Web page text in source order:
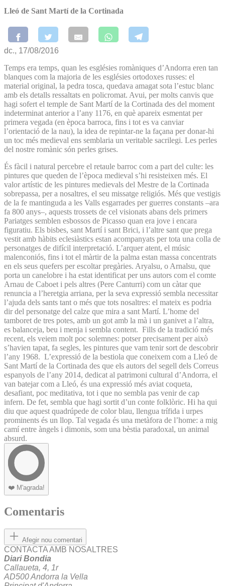
Lleó de Sant Martí de la Cortinada
dc., 17/08/2016
Temps era temps, quan les esglésies romàniques d’Andorra eren tan
blanques com la majoria de les esglésies ortodoxes russes: el
material original, la pedra tosca, quedava amagat sota l’estuc blanc
amb els detalls ressaltats en policromat. Avui, per molts canvis que
hagi sofert el temple de Sant Martí de la Cortinada des del moment
indeterminat anterior a l’any 1176, en què apareix esmentat per
primera vegada (en època barroca, fins i tot es va canviar
l’orientació de la nau), la idea de repintar-ne la façana per donar-hi
un toc més medieval ens semblaria un veritable sacrilegi. Les perles
del nostre romànic són perles grises.
És fàcil i natural percebre el retaule barroc com a part del culte: les
pintures que queden de l’època medieval s’hi resisteixen més. El
valor artístic de les pintures medievals del Mestre de la Cortinada
sobrepassa, per a nosaltres, el seu missatge religiós. Més que vestigis
de la fe mantinguda a les Valls esgarrades per guerres constants –ara
fa 800 anys–, aquests trossets de cel visionats abans dels primers
Pariatges semblen esbossos de Picasso quan era jove i encara
figuratiu. Els bisbes, sant Martí i sant Brici, i l’altre sant que prega
vestit amb hàbits eclesiàstics estan acompanyats per tota una colla de
personatges de difícil interpretació. L’arquer atent, el músic
malenconiós, fins i tot el màrtir de la palma estan massa concentrats
en els seus quefers per escoltar pregàries. Aryalsu, o Arnalsu, que
porta un canelobre i ha estat identificat per uns autors com el comte
Arnau de Caboet i pels altres (Pere Canturri) com un càtar que
renuncia a l’heretgia arriana, per la seva expressió sembla necessitar
l’ajuda dels sants tant o més que tots nosaltres: el mateix es podria
dir del personatge del calze que mira a sant Martí. L’home del
tamboret de tres potes, amb un got amb la mà i un ganivet a l’altra,
es balanceja, beu i menja i sembla content. Fills de la tradició més
recent, els veiem molt poc solemnes: potser precisament per això
s’havien tapat, fa segles, les pintures que vam tenir sort de descobrir
l’any 1968. L’expressió de la bestiola que coneixem com a Lleó de
Sant Martí de la Cortinada des que els autors del segell dels Correus
espanyols de l’any 2014, dedicat al patrimoni cultural d’Andorra, el
van batejar com a Lleó, és una expressió més aviat coqueta,
desafiant, poc meditativa, tot i que no sembla pas venir de cap
infern. De fet, sembla que hagi sortit d’un conte folklòric. Hi ha qui
diu que aquest quadrúpede de color blau, llengua trífida i urpes
prominents és un llop. Tal vegada és una metàfora de l’home: a mig
camí entre àngels i dimonis, som una bèstia paradoxal, un animal
absurd.
❤️ M'agrada!
Comentaris
Afegir nou comentari
CONTACTA AMB NOSALTRES
Diari Bondia
Callaueta, 4, 1r
AD500 Andorra la Vella